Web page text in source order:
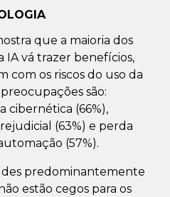
que a maioria dos
IA vá trazer benefícios,
com os riscos do uso da
são:
cibernética (66%),
(63%) e perda
(57%).
predominantemente
estão cegos para os